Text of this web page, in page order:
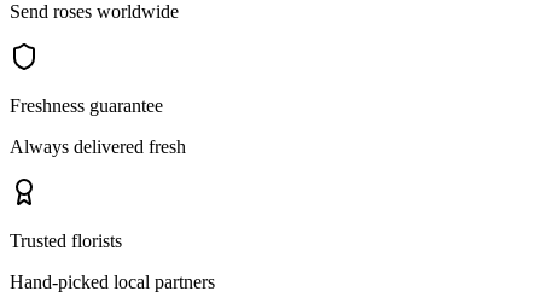
Send roses worldwide
Freshness guarantee
Always delivered fresh
Trusted florists
Hand-picked local partners